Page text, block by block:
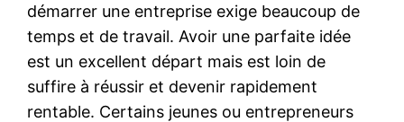
démarrer une entreprise exige beaucoup de
temps et de travail. Avoir une parfaite idée
est un excellent départ mais est loin de
suffire à réussir et devenir rapidement
rentable. Certains jeunes ou entrepreneurs